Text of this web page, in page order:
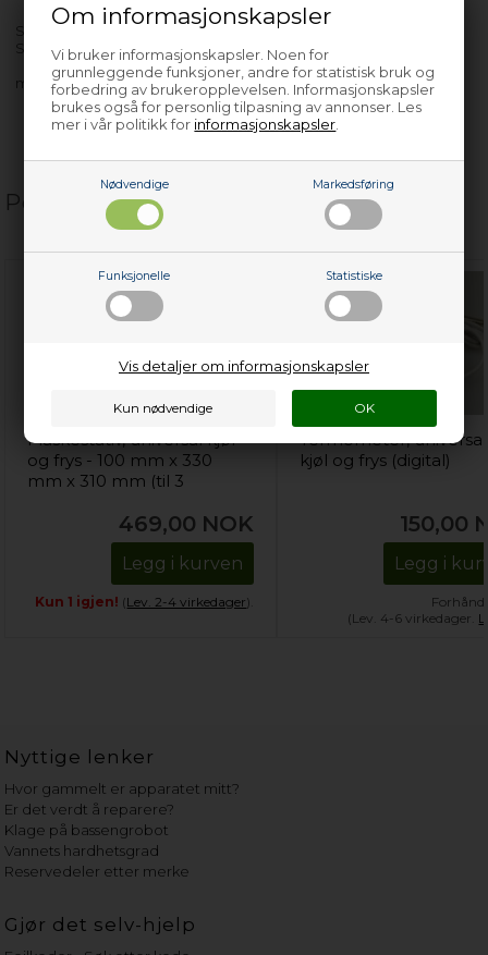
Om informasjonskapsler
Vi bruker informasjonskapsler. Noen for
grunnleggende funksjoner, andre for statistisk bruk og
forbedring av brukeropplevelsen. Informasjonskapsler
brukes også for personlig tilpasning av annonser. Les
mer i vår politikk for informasjonskapsler
Nødvendige Markedsføring
Funksjonelle Statistiske
Vis detaljer om informasjonskapsler
S72345-KA - 927718663
S72348-KA - 927718141
med flere…
Populære relaterte produkter
Flaskestativ, universal kjøl
og frys - 100 mm x 330
mm x 310 mm (til 3
469,00 NOK
Legg i kurven
Kun 1 igjen! (Lev. 2-4 virkedager).
Termometer, universal
kjøl og frys (digital)
150,00
Legg i
(Lev. 4-6 virkedager.
Nyttige lenker
Hvor gammelt er apparatet mitt?
Er det verdt å reparere?
Klage på bassengrobot
Vannets hardhetsgrad
Reservedeler etter merke
Gjør det selv-hjelp